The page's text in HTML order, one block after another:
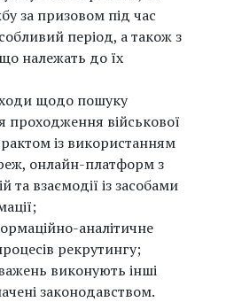
за призовом під час
період, а також з
належать до їх
щодо пошуку
проходження військової
із використанням
онлайн-платформ з
та взаємодії із засобами
аналітичне
рекрутингу;
виконують інші
законодавством.